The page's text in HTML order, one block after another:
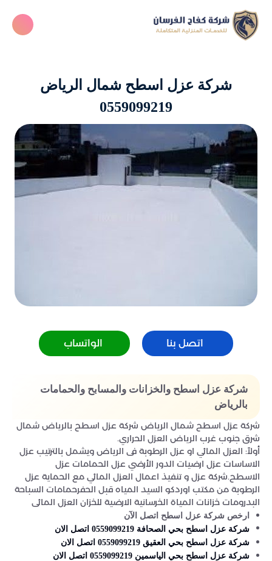
شركة عزل اسطح شمال الرياض
0559099219
اتصل بنا الواتساب
شركة عزل اسطح والخزانات والمسابح والحمامات
بالرياض
شركة عزل اسطح شمال الرياض شركة عزل اسطح بالرياض شمال
شرق جنوب غرب الرياض العزل الحراري.
أولاً: العزل المائي او عزل الرطوبة فى الرياض ويشمل بالترتيب عزل
الاساسات عزل ارضيات الدور الأرضي عزل الحمامات عزل
الاسطح.شركة عزل و تنفيذ اعمال العزل المائي مع الحماية عزل
الرطوبة من مكتب اوردكو السيد المياه قبل الحفرحمامات السباحة
البدرومات خزانات المياة الخرسانية الارضية للخزان العزل المائى
ارخص شركة عزل اسطح اتصل الآن
شركة عزل اسطح بحي الصحافة 0559099219 اتصل الان
شركة عزل اسطح بحي العقيق 0559099219 اتصل الان
شركة عزل اسطح بحي الياسمين 0559099219 اتصل الان